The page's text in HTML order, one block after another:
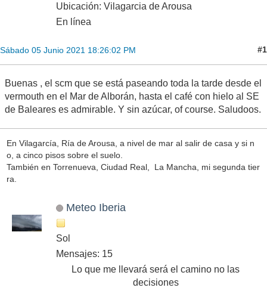
Ubicación: Vilagarcia de Arousa
En línea
Sábado 05 Junio 2021 18:26:02 PM #1
Buenas , el scm que se está paseando toda la tarde desde el
vermouth en el Mar de Alborán, hasta el café con hielo al SE
de Baleares es admirable. Y sin azúcar, of course. Saludoos.
En Vilagarcía, Ría de Arousa, a nivel de mar al salir de casa y si n
o, a cinco pisos sobre el suelo.
También en Torrenueva, Ciudad Real, La Mancha, mi segunda tier
ra.
Meteo Iberia
Sol
Mensajes: 15
Lo que me llevará será el camino no las
decisiones